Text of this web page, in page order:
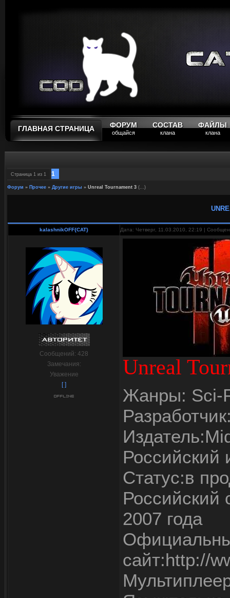
ГЛАВНАЯ СТРАНИЦА ФОРУМ
общайся
СОСТАВ
клана
ФАЙЛЫ
клана
Страница 1 из 1 1
Форум » Прочее » Другие игры » Unreal Tournament 3 (...)
kalashnikOFF{CAT} Дата: Четверг, 11.03.2010, 22:19 |
Сообщений: 428
Замечания:
Уважение
[ ]
Unreal
Жанры: Sci-
Российский
Статус:в
Российский
2007 года
сайт:http://